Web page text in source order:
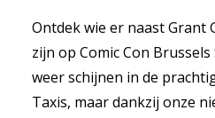
Ontdek wie er naast Grant
zijn op Comic Con
weer schijnen in de
Taxis, maar dankzij onze